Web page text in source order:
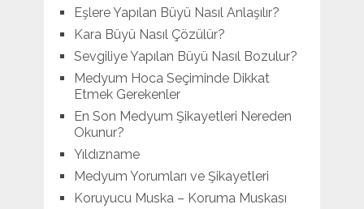
Eşlere Yapılan Büyü Nasıl Anlaşılır?
Kara Büyü Nasıl Çözülür?
Sevgiliye Yapılan Büyü Nasıl Bozulur?
Medyum Hoca Seçiminde Dikkat
Etmek Gerekenler
En Son Medyum Şikayetleri Nereden
Okunur?
Yıldızname
Medyum Yorumları ve Şikayetleri
Koruyucu Muska – Koruma Muskası